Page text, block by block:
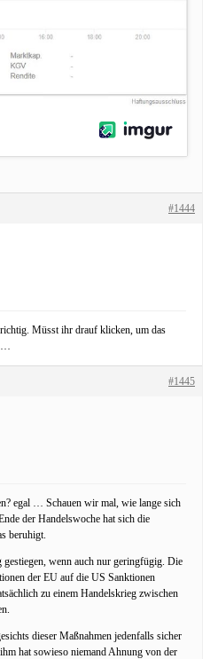
#1444
Müsst ihr drauf klicken, um das
…
#1445
egal … Schauen wir mal, wie lange sich
der Handelswoche hat sich die
beruhigt.
wenn auch nur geringfügig. Die
der EU auf die US Sanktionen
zu einem Handelskrieg zwischen
dieser Maßnahmen jedenfalls sicher
hat sowieso niemand Ahnung von der